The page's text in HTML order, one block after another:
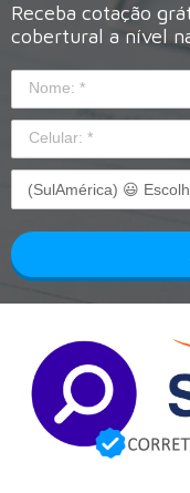
Receba cotação
cobertural a nível